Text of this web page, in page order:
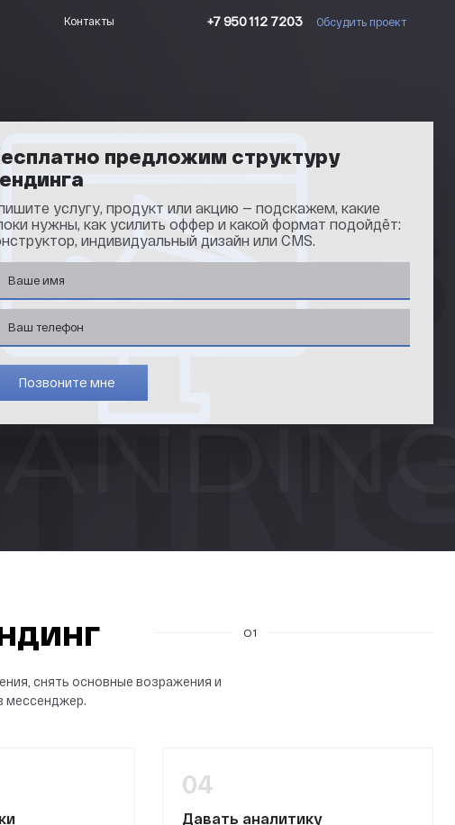
Контакты +7 950 112 7203 Обсудить проект
предложим структуру
услугу, продукт или акцию — подскажем, какие
нужны, как усилить оффер и какой формат подойдёт:
индивидуальный дизайн или CMS.
01
снять основные возражения и
мессенджер.
04
Давать аналитику